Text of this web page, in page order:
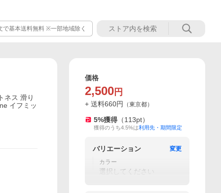
で基本送料無料 ※一部地域除く
ネス 滑り
イフミッ
価格
2,500 円
+ 送料660円 （東京都）
5%獲得 （113pt）
獲得のうち4.5%は利用先・期間限定
バリエーション
変更
カラー
選択してください